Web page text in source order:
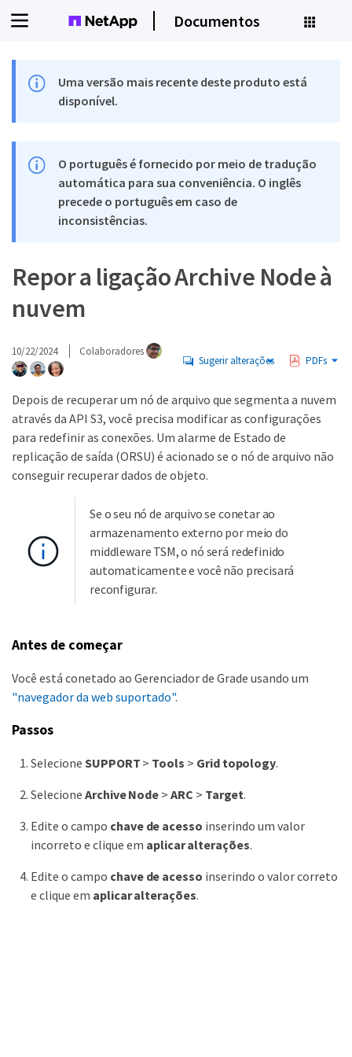
Documentos
Uma versão mais recente deste produto está
disponível.
O português é fornecido por meio de tradução
automática para sua conveniência. O inglês
precede o português em caso de
inconsistências.
Repor a ligação Archive Node à
nuvem
10/22/2024 Colaboradores
Sugerir alterações PDFs
Depois de recuperar um nó de arquivo que segmenta a nuvem
através da API S3, você precisa modificar as configurações
para redefinir as conexões. Um alarme de Estado de
replicação de saída (ORSU) é acionado se o nó de arquivo não
conseguir recuperar dados de objeto.
Se o seu nó de arquivo se conetar ao
armazenamento externo por meio do
middleware TSM, o nó será redefinido
automaticamente e você não precisará
reconfigurar.
Antes de começar
Você está conetado ao Gerenciador de Grade usando um
"navegador da web suportado".
Passos
Selecione SUPPORT > Tools > Grid topology.
Selecione Archive Node >ARC > Target.
Edite o campo chave de acesso inserindo um valor
incorreto e clique em aplicar alterações.
Edite o campo chave de acesso inserindo o valor correto
e clique em aplicar alterações.